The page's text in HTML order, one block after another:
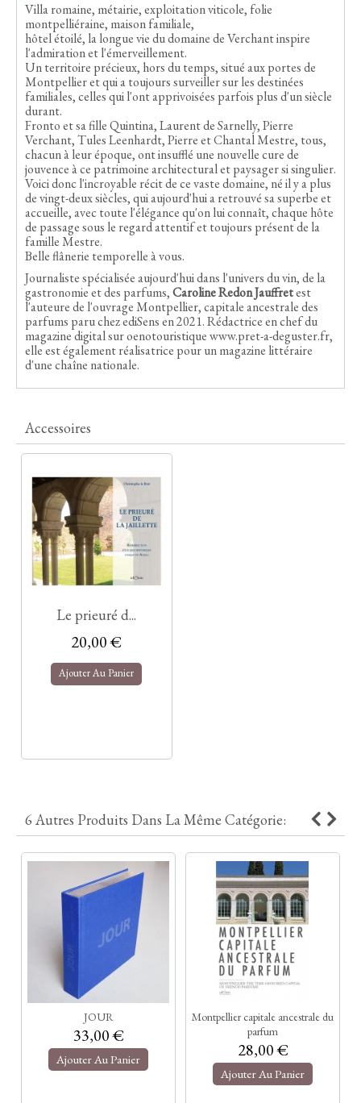
Villa romaine, métairie, exploitation viticole, folie
montpelliéraine, maison familiale,
hôtel étoilé, la longue vie du domaine de Verchant inspire
l'admiration et l'émerveillement.
Un territoire précieux, hors du temps, situé aux portes de
Montpellier et qui a toujours surveiller sur les destinées
familiales, celles qui l'ont apprivoisées parfois plus d'un siècle
durant.
Fronto et sa fille Quintina, Laurent de Sarnelly, Pierre
Verchant, Tules Leenhardt, Pierre et Chantal Mestre, tous,
chacun à leur époque, ont insufflé une nouvelle cure de
jouvence à ce patrimoine architectural et paysager si singulier.
Voici donc l'incroyable récit de ce vaste domaine, né il y a plus
de vingt-deux siècles, qui aujourd'hui a retrouvé sa superbe et
accueille, avec toute l'élégance qu'on lui connaît, chaque hôte
de passage sous le regard attentif et toujours présent de la
famille Mestre.
Belle flânerie temporelle à vous.
Journaliste spécialisée aujourd'hui dans l'univers du vin, de la
gastronomie et des parfums,Caroline Redon Jauffretest
l'auteure de l'ouvrageMontpellier, capitale ancestrale des
parfums paru chez ediSens en 2021. Rédactrice en chef du
magazine digital sur oenotouristique www.pret-a-deguster.fr,
elle est également réalisatrice pour un magazine littéraire
d'une chaîne nationale.
Accessoires
Le prieuré d...
20,00 €
Ajouter Au Panier
6 Autres Produits Dans La Même Catégorie:
JOUR
33,00 €
Ajouter Au Panier
Montpellier capitale ancestrale du
parfum
28,00 €
Ajouter Au Panier